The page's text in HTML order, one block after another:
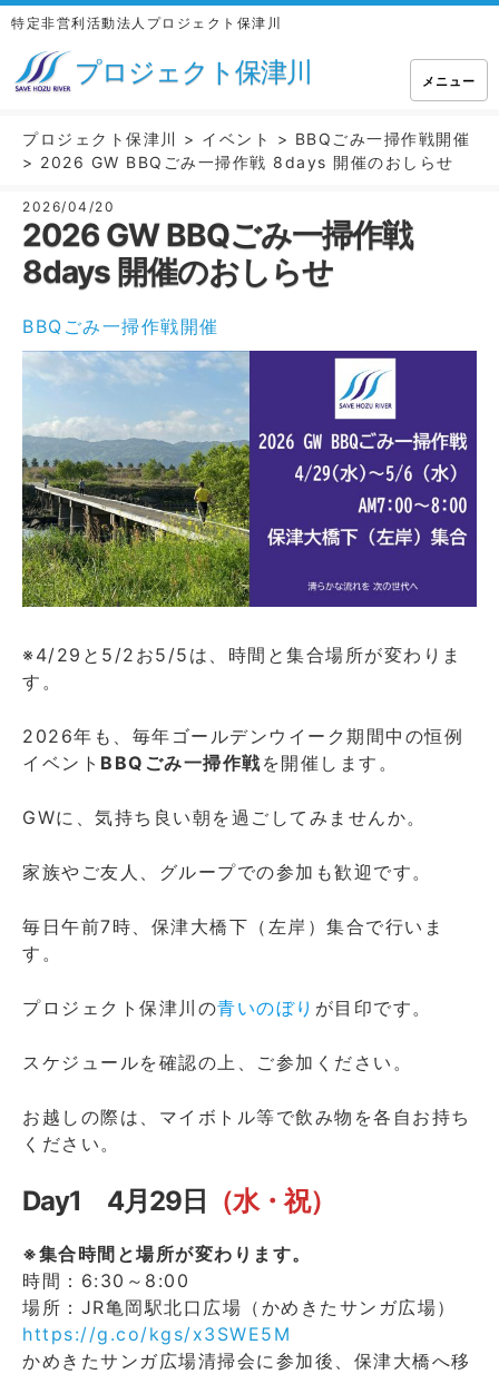
特定非営利活動法人プロジェクト保津川
プロジェクト保津川 メニュー
プロジェクト保津川 > イベント > BBQごみ一掃作戦開催
> 2026 GW BBQごみ一掃作戦 8days 開催のおしらせ
2026/04/20
2026 GW BBQごみ一掃作戦
8days 開催のおしらせ
BBQごみ一掃作戦開催
※4/29と5/2お5/5は、時間と集合場所が変わりま
す。
2026年も、毎年ゴールデンウイーク期間中の恒例
イベント BBQごみ一掃作戦を開催します。
GWに、気持ち良い朝を過ごしてみませんか。
家族やご友人、グループでの参加も歓迎です。
毎日午前7時、保津大橋下（左岸）集合で行いま
す。
プロジェクト保津川の青いのぼり が目印です。
スケジュールを確認の上、ご参加ください。
お越しの際は、マイボトル等で飲み物を各自お持ち
ください。
Day1 4月29日 （水・祝）
※集合時間と場所が変わります。
時間：6:30～8:00
場所：JR亀岡駅北口広場（かめきたサンガ広場）
https://g.co/kgs/x3SWE5M
かめきたサンガ広場清掃会に参加後、保津大橋へ移